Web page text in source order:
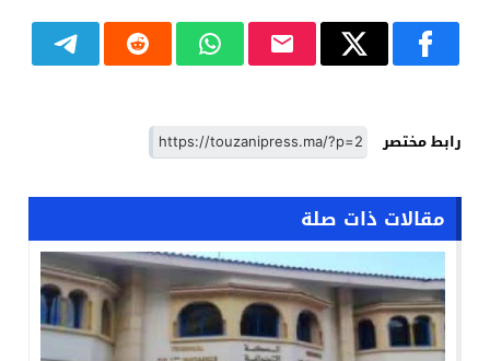
رابط مختصر
مقالات ذات صلة